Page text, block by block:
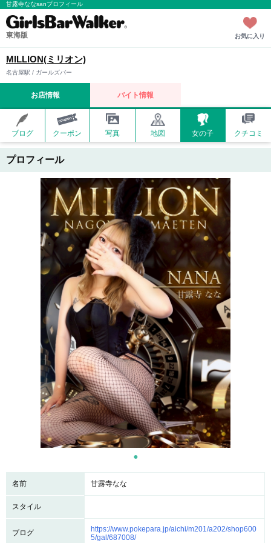
甘露寺ななsanプロフィール
東海版 お気に入り
MILLION(ミリオン)
名古屋駅 / ガールズバー
お店情報 バイト情報
ブログ クーポン 写真 地図 女の子 クチコミ
プロフィール
名前 甘露寺なな
スタイル
ブログ
https://www.pokepara.jp/aichi/m201/a202/shop600
5/gal/687008/